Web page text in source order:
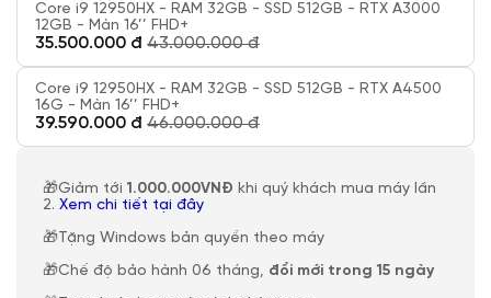
Core i9 12950HX - RAM 32GB - SSD 512GB - RTX A3000
12GB - Màn 16’’ FHD+
35.500.000 đ 43.000.000 đ
Core i9 12950HX - RAM 32GB - SSD 512GB - RTX A4500
16G - Màn 16’’ FHD+
39.590.000 đ 46.000.000 đ
🎁Giảm tới 1.000.000VNĐ khi quý khách mua máy lần
2. Xem chi tiết tại đây
🎁Tặng Windows bản quyền theo máy
🎁Chế độ bảo hành 06 tháng, đổi mới trong 15 ngày